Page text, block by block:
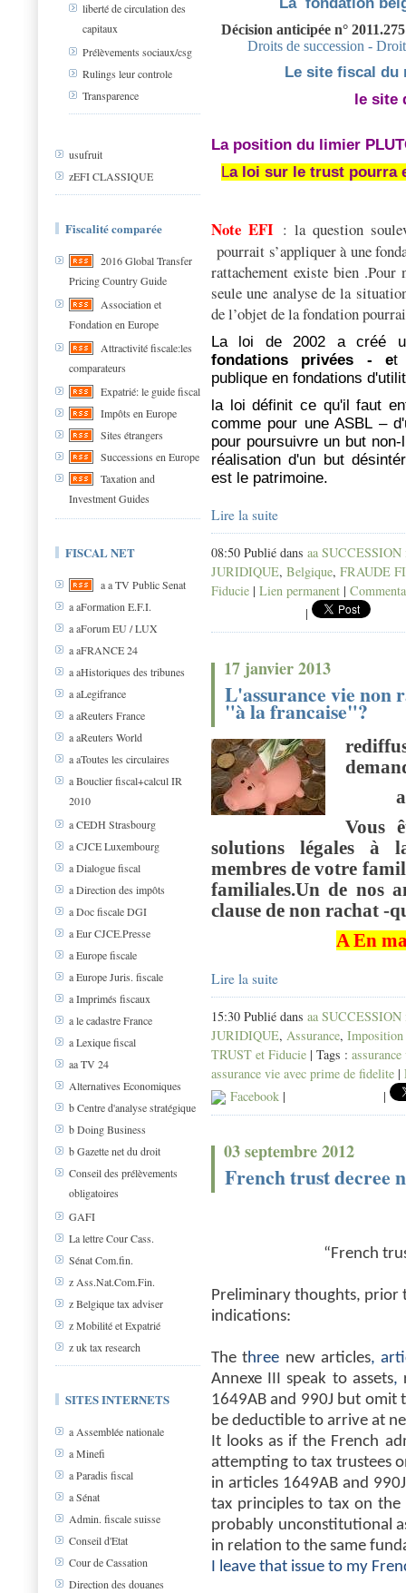
liberté de circulation des
capitaux
Prélèvements sociaux/csg
Rulings leur controle
Transparence
usufruit
zEFI CLASSIQUE
Fiscalité comparée
2016 Global Transfer
Pricing Country Guide
Association et
Fondation en Europe
Attractivité fiscale:les
comparateurs
Expatrié: le guide fiscal
Impôts en Europe
Sites étrangers
Successions en Europe
Taxation and
Investment Guides
FISCAL NET
a a TV Public Senat
a aFormation E.F.I.
a aForum EU / LUX
a aFRANCE 24
a aHistoriques des tribunes
a aLegifrance
a aReuters France
a aReuters World
a aToutes les circulaires
a Bouclier fiscal+calcul IR
2010
a CEDH Strasbourg
a CJCE Luxembourg
a Dialogue fiscal
a Direction des impôts
a Doc fiscale DGI
a Eur CJCE.Presse
a Europe fiscale
a Europe Juris. fiscale
a Imprimés fiscaux
a le cadastre France
a Lexique fiscal
aa TV 24
Alternatives Economiques
b Centre d'analyse stratégique
b Doing Business
b Gazette net du droit
Conseil des prélèvements
obligatoires
GAFI
La lettre Cour Cass.
Sénat Com.fin.
z Ass.Nat.Com.Fin.
z Belgique tax adviser
z Mobilité et Expatrié
z uk tax research
SITES INTERNETS
a Assemblée nationale
a Minefi
a Paradis fiscal
a Sénat
Admin. fiscale suisse
Conseil d'Etat
Cour de Cassation
Direction des douanes
Décision anticipée n°
Droits de succession -
Le site fiscal du
le site
La position du limier
La loi sur le trust pourra
Note EFI : la question
pourrait s’appliquer à une
rattachement existe bien
seule une analyse de la
de l’objet de la fondation
La loi de 2002 a créé
fondations privées - et
publique en fondations
la loi définit ce qu'il faut
comme pour une ASBL –
pour poursuivre un but
réalisation d'un but
est le patrimoine.
Lire la suite
08:50 Publié dans aa SUCCESSION
JURIDIQUE, Belgique, FRAUDE
Fiducie | Lien permanent |
|
17 janvier 2013
L'assurance vie non
"à la francaise"?
Vous
solutions légales à
membres de votre
familiales.Un de nos
clause de non rachat -
A En
Lire la suite
15:30 Publié dans aa SUCCESSION
JURIDIQUE, Assurance, Imposition
TRUST et Fiducie | Tags :
assurance vie avec prime de fidelite |
Facebook | |
03 septembre 2012
French trust decree
“French
Preliminary thoughts, prior
indications:
The three new articles,
Annexe III speak to assets,
1649AB and 990J but omit
be deductible to arrive at
It looks as if the French
attempting to tax trustees
in articles 1649AB and
tax principles to tax on
probably unconstitutional
in relation to the same
I leave that issue to my